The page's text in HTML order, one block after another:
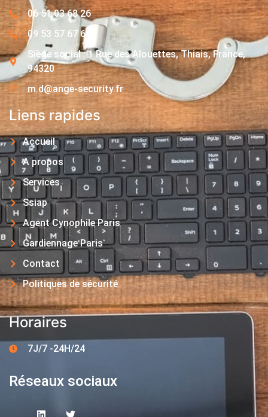
06 51 03 68 26
09 53 57 67 63
Siège social : 1 Rue des Alouettes, Thiais, France,
94320
m.d@ange-security.fr
Liens rapides
Accueil
A propos
Services
Ssiap
Agent Cynophile Paris
Gardiennage Paris
Contact
Politiques de sécurité
Horaires
7J/7 -24H/24
Réseaux sociaux